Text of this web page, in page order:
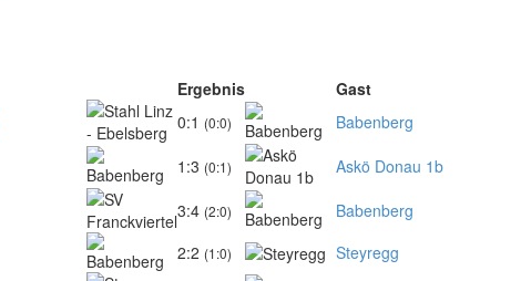
Ergebnis
Gast
0:1 (0:0) Babenberg
1:3 (0:1) Askö Donau 1b
3:4 (2:0) Babenberg
2:2 (1:0) Steyregg